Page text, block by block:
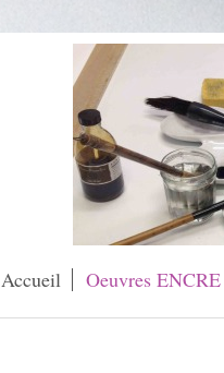
Accueil Oeuvres ENCRE